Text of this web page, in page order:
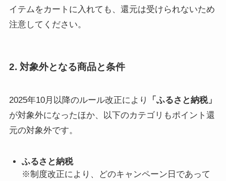
イテムをカートに入れても、還元は受けられないため
注意してください。
2. 対象外となる商品と条件
2025年10月以降のルール改正により
「ふるさと納税」
が対象外になったほか、以下のカテゴリもポイント還
元の対象外です。
ふるさと納税
※制度改正により、どのキャンペーン日であって